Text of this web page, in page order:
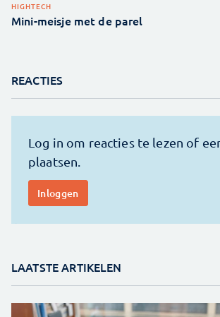
HIGHTECH
Mini-meisje met de parel
REACTIES
LAATSTE ARTIKELEN